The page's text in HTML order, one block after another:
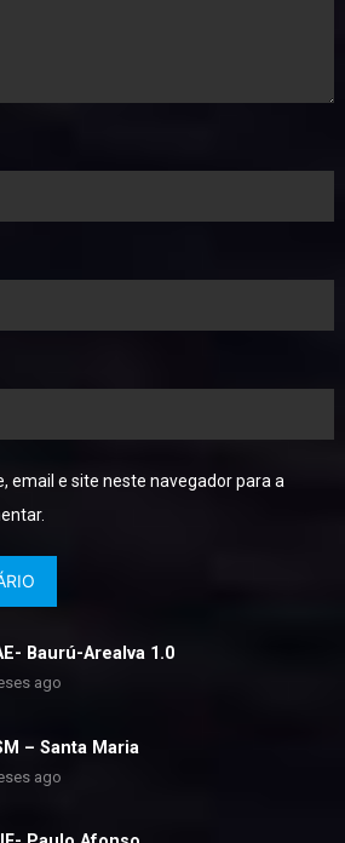
email e site neste navegador para a
Baurú-Arealva 1.0
ago
– Santa Maria
ago